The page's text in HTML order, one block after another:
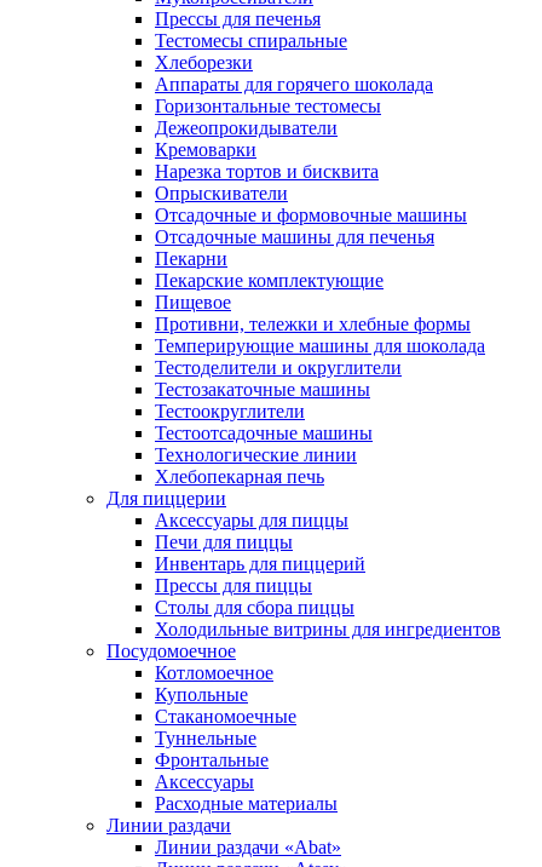
Прессы для печенья
Тестомесы спиральные
Хлеборезки
Аппараты для горячего шоколада
Горизонтальные тестомесы
Дежеопрокидыватели
Кремоварки
Нарезка тортов и бисквита
Опрыскиватели
Отсадочные и формовочные машины
Отсадочные машины для печенья
Пекарни
Пекарские комплектующие
Пищевое
Противни, тележки и хлебные формы
Темперирующие машины для шоколада
Тестоделители и округлители
Тестозакаточные машины
Тестоокруглители
Тестоотсадочные машины
Технологические линии
Хлебопекарная печь
Для пиццерии
Аксессуары для пиццы
Печи для пиццы
Инвентарь для пиццерий
Прессы для пиццы
Столы для сбора пиццы
Холодильные витрины для ингредиентов
Посудомоечное
Котломоечное
Купольные
Стаканомоечные
Туннельные
Фронтальные
Аксессуары
Расходные материалы
Линии раздачи
Линии раздачи «Abat»